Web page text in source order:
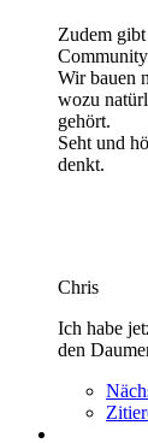
Zudem
Wir bauen
wozu
gehört.
Seht und
denkt.
Chris
Ich habe
den